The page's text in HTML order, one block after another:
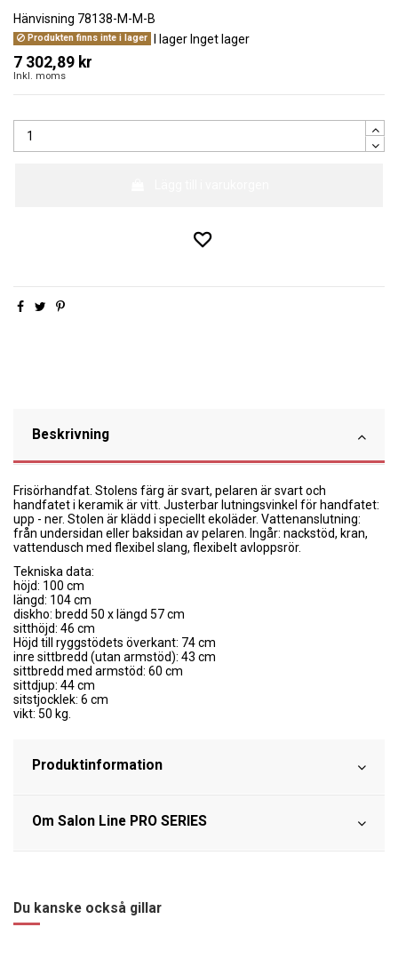
Hänvisning 78138-M-M-B
Produkten finns inte i lager I lager Inget lager
7 302,89 kr
Inkl. moms
Beskrivning
Frisörhandfat. Stolens färg är svart, pelaren är svart och
handfatet i keramik är vitt. Justerbar lutningsvinkel för handfatet:
upp - ner. Stolen är klädd i speciellt ekoläder. Vattenanslutning:
från undersidan eller baksidan av pelaren. Ingår: nackstöd, kran,
vattendusch med flexibel slang, flexibelt avloppsrör.
Tekniska data:
höjd: 100 cm
längd: 104 cm
diskho: bredd 50 x längd 57 cm
sitthöjd: 46 cm
Höjd till ryggstödets överkant: 74 cm
inre sittbredd (utan armstöd): 43 cm
sittbredd med armstöd: 60 cm
sittdjup: 44 cm
sitstjocklek: 6 cm
vikt: 50 kg.
Produktinformation
Om Salon Line PRO SERIES
Du kanske också gillar